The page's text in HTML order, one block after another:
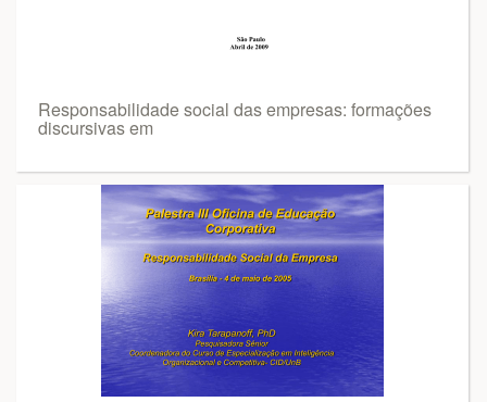
Responsabilidade social das empresas: formações
discursivas em